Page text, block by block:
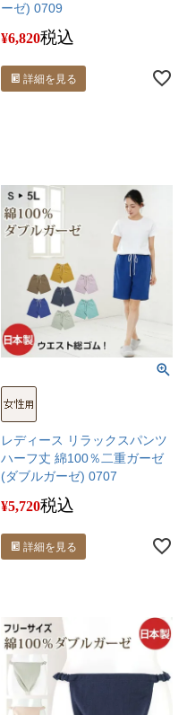
ーゼ) 0709
¥6,820税込
詳細を見る
レディース リラックスパンツ
ハーフ丈 綿100％二重ガーゼ
(ダブルガーゼ) 0707
¥5,720税込
詳細を見る